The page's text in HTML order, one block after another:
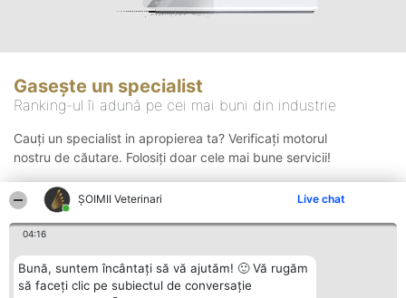
ȘOIMII Veterinari Live chat
04:16
Bună, suntem încântați să vă ajutăm! 🙂 Vă rugăm
să faceți clic pe subiectul de conversație
Gasește un specialist
Ranking-ul îi adună pe cei mai buni din industrie
Cauți un specialist in apropierea ta? Verificați motorul
nostru de căutare. Folosiți doar cele mai bune servicii!